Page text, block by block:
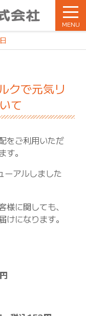
MENU
クで元気リ
て
をご利用いただ
。
ーアルしました
に関しても、
けになります。